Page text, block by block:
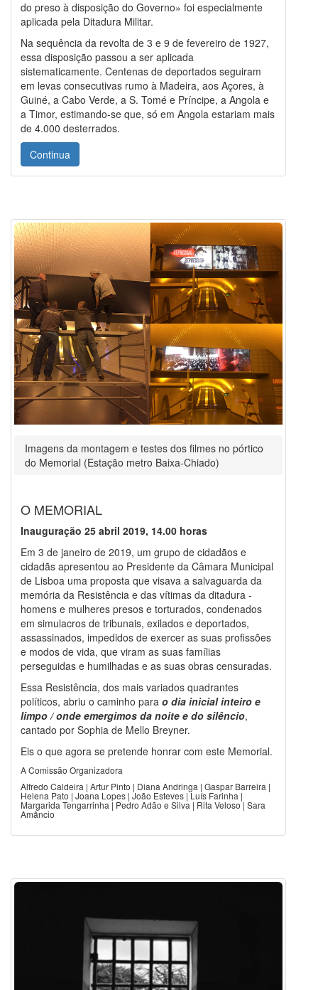
do preso à disposição do Governo» foi especialmente
aplicada pela Ditadura Militar.
Na sequência da revolta de 3 e 9 de fevereiro de 1927,
essa disposição passou a ser aplicada
sistematicamente. Centenas de deportados seguiram
em levas consecutivas rumo à Madeira, aos Açores, à
Guiné, a Cabo Verde, a S. Tomé e Príncipe, a Angola e
a Timor, estimando-se que, só em Angola estariam mais
de 4.000 desterrados.
Continua
Imagens da montagem e testes dos filmes no pórtico
do Memorial (Estação metro Baixa-Chiado)
O MEMORIAL
Inauguração 25 abril 2019, 14.00 horas
Em 3 de janeiro de 2019, um grupo de cidadãos e
cidadãs apresentou ao Presidente da Câmara Municipal
de Lisboa uma proposta que visava a salvaguarda da
memória da Resistência e das vítimas da ditadura -
homens e mulheres presos e torturados, condenados
em simulacros de tribunais, exilados e deportados,
assassinados, impedidos de exercer as suas profissões
e modos de vida, que viram as suas famílias
perseguidas e humilhadas e as suas obras censuradas.
Essa Resistência, dos mais variados quadrantes
políticos, abriu o caminho para o dia inicial inteiro e
limpo / onde emergimos da noite e do silêncio,
cantado por Sophia de Mello Breyner.
Eis o que agora se pretende honrar com este Memorial.
A Comissão Organizadora
Alfredo Caldeira | Artur Pinto | Diana Andringa | Gaspar Barreira |
Helena Pato | Joana Lopes | João Esteves | Luís Farinha |
Margarida Tengarrinha | Pedro Adão e Silva | Rita Veloso | Sara
Amâncio